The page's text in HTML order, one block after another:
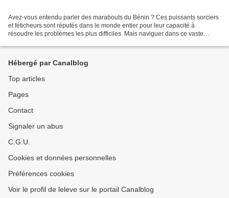
Avez-vous entendu parler des marabouts du Bénin ? Ces puissants sorciers
et féticheurs sont réputés dans le monde entier pour leur capacité à
résoudre les problèmes les plus difficiles. Mais naviguer dans ce vaste
Hébergé par Canalblog
Top articles
Pages
Contact
Signaler un abus
C.G.U.
Cookies et données personnelles
Préférences cookies
Voir le profil de leleve sur le portail Canalblog